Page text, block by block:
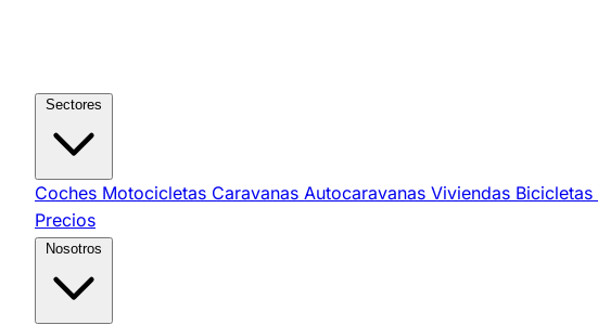
Coches Motocicletas Caravanas Autocaravanas Viviendas Bicicletas
Precios